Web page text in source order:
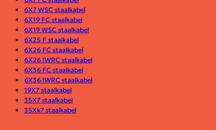
6X7 WSC staalkabel
6X19 FC staalkabel
6X19 WSC staalkabel
6X25 F staalkabel
6X26 FC staalkabel
6X26 IWRC staalkabel
6X36 FC staalkabel
6X36 IWRC staalkabel
19X7 staalkabel
35X7 staalkabel
35Xk7 staalkabel